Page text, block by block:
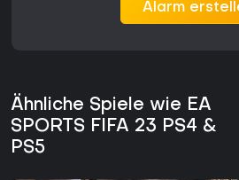
Alarm
Ähnliche Spiele wie EA
SPORTS FIFA 23 PS4 &
PS5